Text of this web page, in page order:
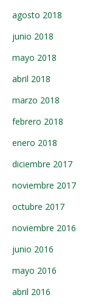
agosto 2018
junio 2018
mayo 2018
abril 2018
marzo 2018
febrero 2018
enero 2018
diciembre 2017
noviembre 2017
octubre 2017
noviembre 2016
junio 2016
mayo 2016
abril 2016